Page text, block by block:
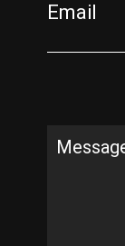
Email